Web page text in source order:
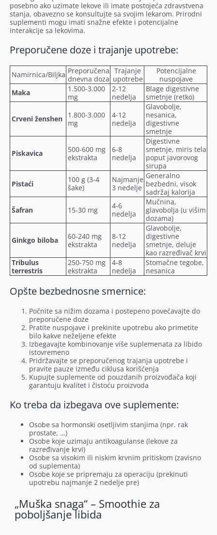
posebno ako uzimate lekove ili imate postojeća zdravstvena
stanja, obavezno se konsultujte sa svojim lekarom. Prirodni
suplementi mogu imati snažne efekte i potencijalne
interakcije sa lekovima.
Preporučene doze i trajanje upotrebe:
Namirnica/Biljka Preporučena
dnevna doza
Trajanje
upotrebe
Potencijalne
nuspojave
Maka
1.500-3.000
mg
2-12
nedelja
Blage digestivne
smetnje (retko)
Crveni ženshen
1.800-3.000
mg
4-12
nedelja
Glavobolje,
nesanica,
digestivne
smetnje
Piskavica
500-600 mg
ekstrakta
6-8
nedelja
Digestivne
smetnje, miris tela
poput javorovog
sirupa
Pistaći
100 g (3-4
šake)
Najmanje
3 nedelje
Generalno
bezbedni, visok
sadržaj kalorija
Šafran
15-30 mg
4-6
nedelja
Mučnina,
glavobolja (u višim
dozama)
Ginkgo biloba
60-240 mg
ekstrakta
8-12
nedelja
Glavobolje,
digestivne
smetnje, deluje
kao razređivač krvi
Tribulus
terrestris
250-750 mg
ekstrakta
4-8
nedelja
Stomačne tegobe,
nesanica
Opšte bezbednosne smernice:
Počnite sa nižim dozama i postepeno povećavajte do
preporučene doze
Pratite nuspojave i prekinite upotrebu ako primetite
bilo kakve neželjene efekte
Izbegavajte kombinovanje više suplemenata za libido
istovremeno
Pridržavajte se preporučenog trajanja upotrebe i
pravite pauze između ciklusa korišćenja
Kupujte suplemente od pouzdanih proizvođača koji
garantuju kvalitet i čistoću proizvoda
Ko treba da izbegava ove suplemente:
Osobe sa hormonski osetljivim stanjima (npr. rak
prostate, …)
Osobe koje uzimaju antikoagulanse (lekove za
razređivanje krvi)
Osobe sa visokim ili niskim krvnim pritiskom (zavisno
od suplementa)
Osobe koje se pripremaju za operaciju (prekinuti
upotrebu najmanje 2 nedelje pre)
„Muška snaga“ – Smoothie za
poboljšanje libida